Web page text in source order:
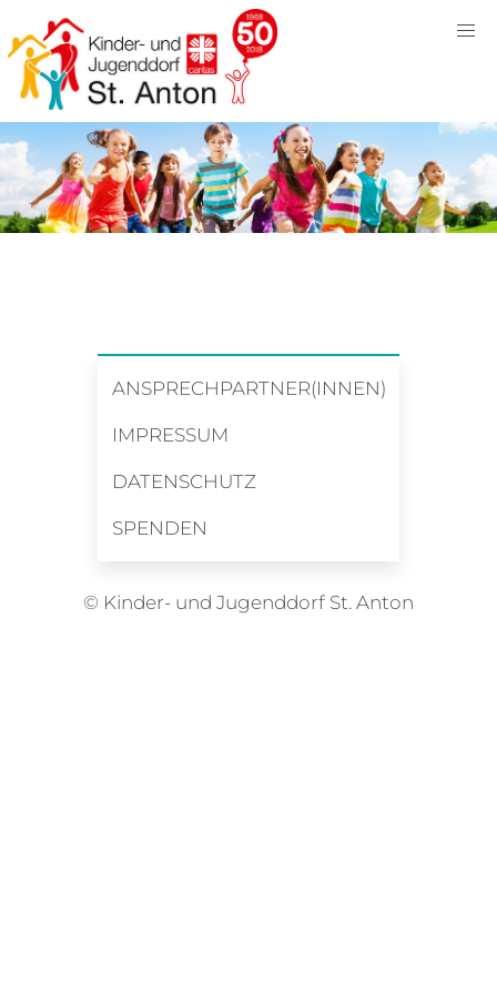
ANSPRECHPARTNER(INNEN)
IMPRESSUM
DATENSCHUTZ
SPENDEN
© Kinder- und Jugenddorf St. Anton